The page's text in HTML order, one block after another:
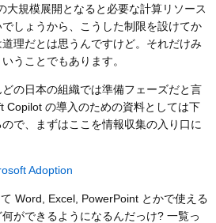
大規模展開となると必要な計算リソース
しょうから、こうした制限を設けてか
理だとは思うんですけど。それだけみ
うことでもあります。
の日本の組織では準備フェーズだと言
Copilot の導入のための資料としては下
で、まずはここを情報収集の入り口に
Adoption
Word, Excel, PowerPoint とかで使える
ができるようになるんだっけ? 一覧っ